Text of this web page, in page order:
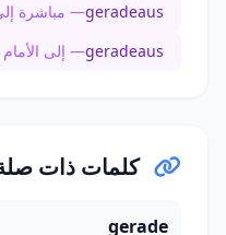
geradeaus— مباشرة
geradeaus— إلى
كلمات ذات
gerade